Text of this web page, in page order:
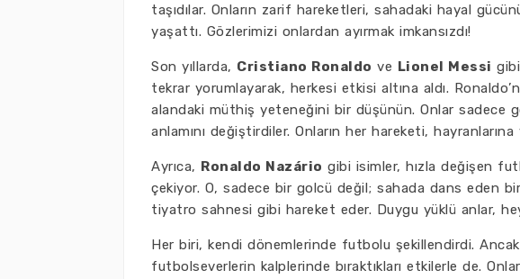
taşıdılar. Onların zarif hareketleri, sahadaki hayal
yaşattı. Gözlerimizi onlardan ayırmak imkansızdı!
Son yıllarda, Cristiano Ronaldo ve Lionel Messi
tekrar yorumlayarak, herkesi etkisi altına aldı.
alandaki müthiş yeteneğini bir düşünün. Onlar sadece
anlamını değiştirdiler. Onların her hareketi,
Ayrıca, Ronaldo Nazário gibi isimler, hızla değişen
çekiyor. O, sadece bir golcü değil; sahada dans eden
tiyatro sahnesi gibi hareket eder. Duygu yüklü anlar,
Her biri, kendi dönemlerinde futbolu şekillendirdi.
futbolseverlerin kalplerinde bıraktıkları etkilerle de.